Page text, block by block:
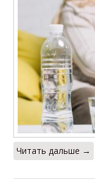
Читать дальше →